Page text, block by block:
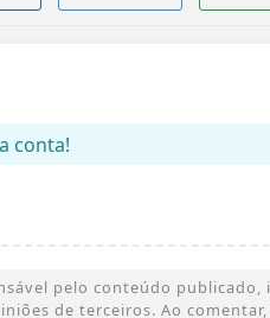
conta!
pelo conteúdo publicado,
de terceiros. Ao